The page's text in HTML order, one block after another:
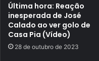
Última hora: Reação
inesperada de José
Calado ao ver golo de
Casa Pia (Vídeo)
28 de outubro de 2023